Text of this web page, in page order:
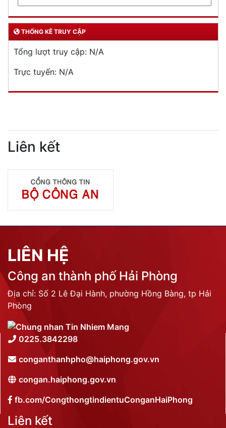
THỐNG KÊ TRUY CẬP
Tổng lượt truy cập: N/A
Trực tuyến: N/A
Liên kết
LIÊN HỆ
Công an thành phố Hải Phòng
Địa chỉ: Số 2 Lê Đại Hành, phường Hồng Bàng, tp Hải
Phòng
0225.3842298
conganthanhpho@haiphong.gov.vn
congan.haiphong.gov.vn
fb.com/CongthongtindientuConganHaiPhong
Liên kết